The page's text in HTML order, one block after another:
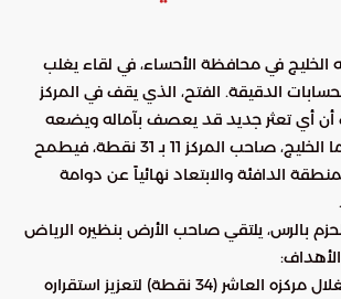
الخليج في محافظة الأحساء، في لقاء يغلب
الدقيقة. الفتح، الذي يقف في المركز
يدرك أن أي تعثر جديد قد يعصف بآماله ويضعه
تحت ضغط خانق. أما الخليج، صاحب المركز 11 بـ 31 نقطة، فيطمح
الدافئة والابتعاد نهائياً عن دوامة
بالرس، يلتقي صاحب الأرض بنظيره الرياض
يسعى لاستغلال مركزه العاشر (34 نقطة) لتعزيز استقراره